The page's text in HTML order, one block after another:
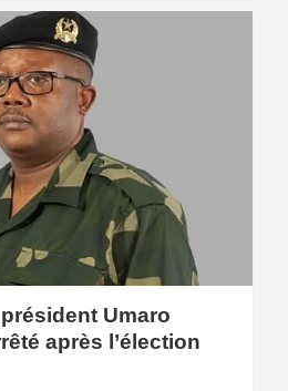
Umaro
après l’élection